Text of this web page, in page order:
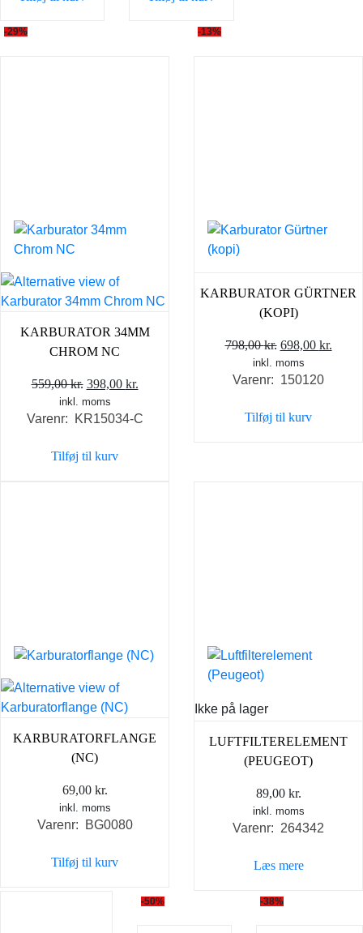
-29%
KARBURATOR 34MM
CHROM NC
559,00kr. Den
oprindelige
pris
559,00 kr..
398,00 kr.
pris
inkl. moms
Varenr: KR15034-C
Tilføj til kurv
-13%
KARBURATOR GÜRTNER
(KOPI)
798,00kr. Den
oprindelige
pris
798,00 kr..
698,00 kr.
inkl. moms
Varenr: 150120
Tilføj til kurv
KARBURATORFLANGE
(NC)
69,00 kr.
inkl. moms
Varenr: BG0080
Tilføj til kurv
Ikke på lager
LUFTFILTERELEMENT
(PEUGEOT)
89,00 kr.
inkl. moms
Varenr: 264342
Læs mere
-50% -38%